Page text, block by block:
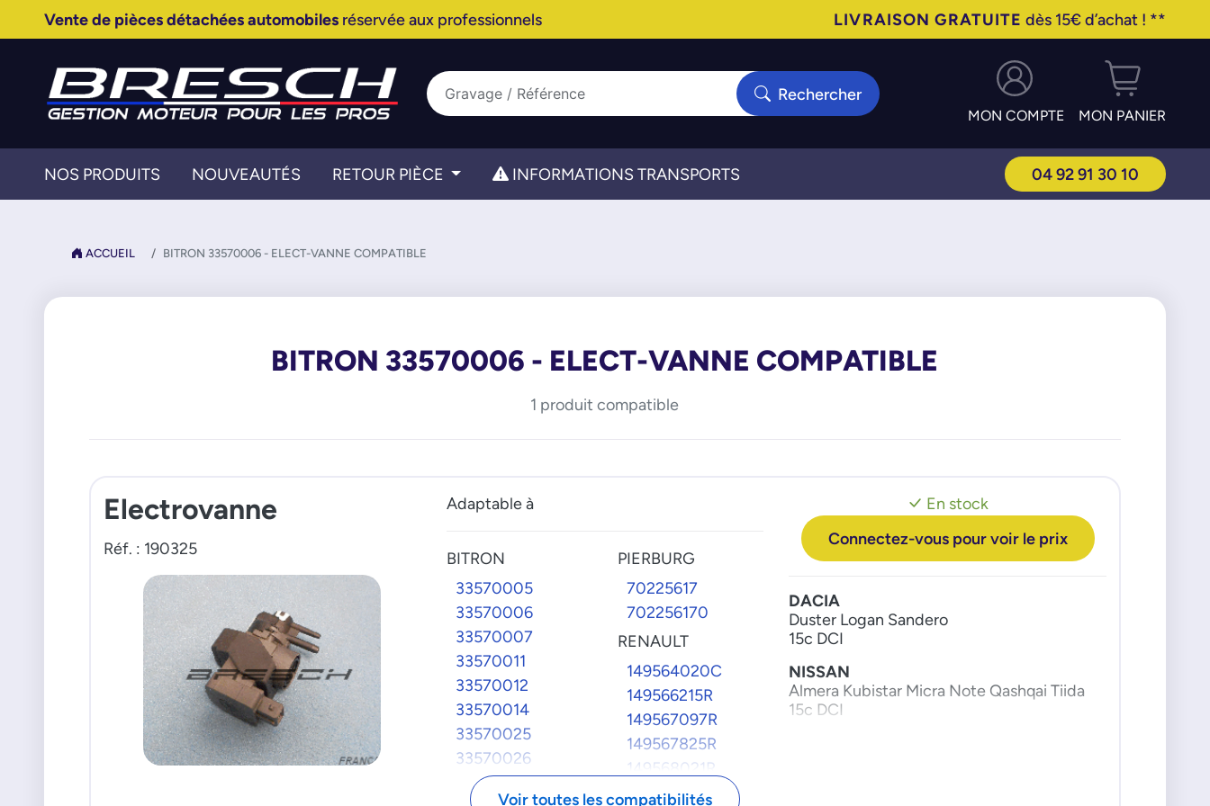
Vente de pièces détachées automobilesréservée aux professionnels LIVRAISON GRATUITE dès 15€ d’achat ! **
Rechercher
MON COMPTE MON PANIER
NOS PRODUITS NOUVEAUTÉS RETOUR PIÈCE INFORMATIONS TRANSPORTS 04 92 91 30 10
ACCUEIL BITRON 33570006 - ELECT-VANNE COMPATIBLE
BITRON 33570006 - ELECT-VANNE COMPATIBLE
1 produit compatible
Electrovanne
Réf. : 190325
Adaptable à
BITRON
33570005
33570006
33570007
33570011
33570012
33570014
33570025
33570026
33570027
PIERBURG
70225617
702256170
RENAULT
149564020C
149566215R
149567097R
149567825R
149568021R
8200946078
Voir toutes les compatibilités
En stock
Connectez-vous pour voir le prix
DACIA
Duster Logan Sandero
15c DCI
NISSAN
Almera Kubistar Micra Note Qashqai Tiida
15c DCI